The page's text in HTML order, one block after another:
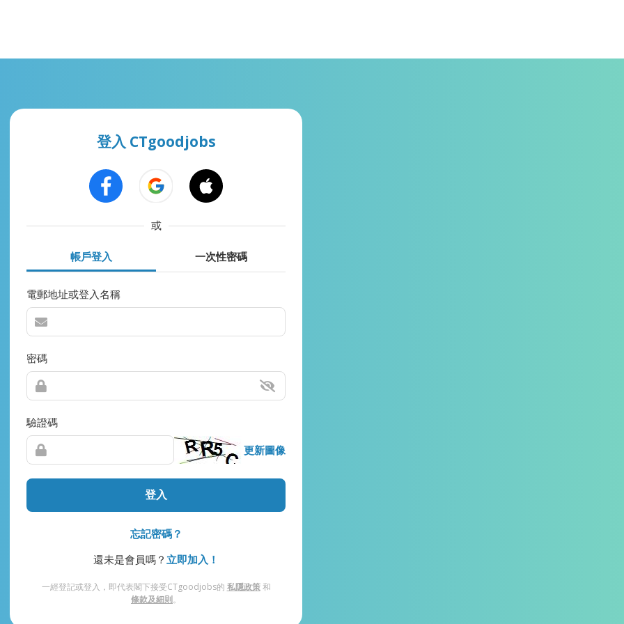
登入 CTgoodjobs
或
帳戶登入 一次性密碼
電郵地址或登入名稱
密碼
驗證碼
更新圖像
登入
忘記密碼？
還未是會員嗎？ 立即加入！
一經登記或登入，即代表閣下接受CTgoodjobs的 私隱政策和
條款及細則。